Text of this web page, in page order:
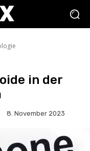
in der
8. November 2023